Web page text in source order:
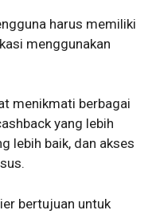
harus memiliki
menggunakan
menikmati berbagai
yang lebih
lebih baik, dan akses
bertujuan untuk